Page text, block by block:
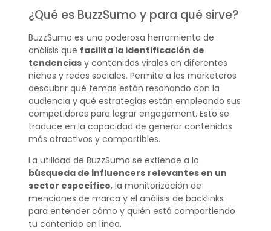
¿Qué es BuzzSumo y para qué sirve?
BuzzSumo es una poderosa herramienta de
análisis que facilita la identificación de
tendenciasy contenidos virales en diferentes
nichos y redes sociales. Permite a los marketeros
descubrir qué temas están resonando con la
audiencia y qué estrategias están empleando sus
competidores para lograr engagement. Esto se
traduce en la capacidad de generar contenidos
más atractivos y compartibles.
La utilidad de BuzzSumo se extiende a la
búsqueda de influencers relevantes en un
sector específico, la monitorización de
menciones de marca y el análisis de backlinks
para entender cómo y quién está compartiendo
tu contenido en línea.